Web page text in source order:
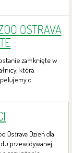
OSTRAVA
zamknięte w
która
o
Ostrava Dzień dla
przewidywanej